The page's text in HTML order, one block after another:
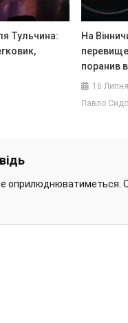
Тульчина:
На
поранив
16
Павло
оприлюднюватиметься.